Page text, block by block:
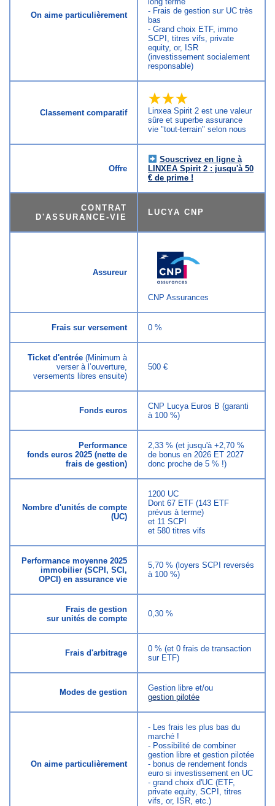
On aime particulièrement
- Frais de gestion sur UC très
bas
- Grand choix ETF, immo
SCPI, titres vifs, private
equity, or, ISR
(investissement socialement
responsable)
Classement comparatif
Linxea Spirit 2 est une valeur
sûre et superbe assurance
vie "tout-terrain" selon nous
Offre
Souscrivez en ligne à
LINXEA Spirit 2 : jusqu'à 50
€ de prime !
CONTRAT
D'ASSURANCE-VIE
LUCYA CNP
Assureur
CNP Assurances
Frais sur versement 0 %
Ticket d'entrée(Minimum à
verser à l’ouverture,
versements libres ensuite)
500 €
Fonds euros
CNP Lucya Euros B (garanti
à 100 %)
Performance
fonds euros 2025 (nette de
frais de gestion)
2,33 % (et jusqu'à +2,70 %
de bonus en 2026 ET 2027
donc proche de 5 % !)
Nombre d'unités de compte
(UC)
1200 UC
Dont 67 ETF (143 ETF
prévus à terme)
et 11 SCPI
et 580 titres vifs
Performance moyenne 2025
immobilier (SCPI, SCI,
OPCI) en assurance vie
5,70 % (loyers SCPI reversés
à 100 %)
Frais de gestion
sur unités de compte
0,30 %
Frais d'arbitrage
0 % (et 0 frais de transaction
sur ETF)
Modes de gestion
Gestion libre et/ou
gestion pilotée
On aime particulièrement
- Les frais les plus bas du
marché !
- Possibilité de combiner
gestion libre et gestion pilotée
- bonus de rendement fonds
euro si investissement en UC
- grand choix d'UC (ETF,
private equity, SCPI, titres
vifs, or, ISR, etc.)